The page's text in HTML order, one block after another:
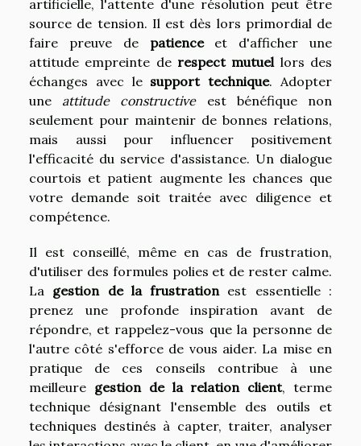
artificielle, l'attente d'une résolution peut être
source de tension. Il est dès lors primordial de
faire preuve de patienceet d'afficher une
attitude empreinte de respect mutuellors des
échanges avec le support technique. Adopter
une attitude constructiveest bénéfique non
seulement pour maintenir de bonnes relations,
mais aussi pour influencer positivement
l'efficacité du service d'assistance. Un dialogue
courtois et patient augmente les chances que
votre demande soit traitée avec diligence et
compétence.
Il est conseillé, même en cas de frustration,
d'utiliser des formules polies et de rester calme.
La gestion de la frustrationest essentielle :
prenez une profonde inspiration avant de
répondre, et rappelez-vous que la personne de
l'autre côté s'efforce de vous aider. La mise en
pratique de ces conseils contribue à une
meilleure gestion de la relation client, terme
technique désignant l'ensemble des outils et
techniques destinés à capter, traiter, analyser